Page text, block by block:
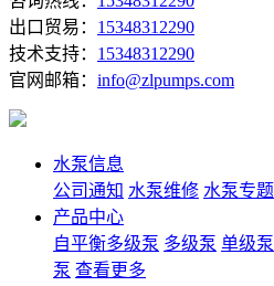
出口贸易： 15348312290
技术支持： 15348312290
官网邮箱： info@zlpumps.com
水泵信息
公司通知 水泵维修 水泵专题
产品中心
自平衡多级泵 多级泵 单级泵
泵 查看更多